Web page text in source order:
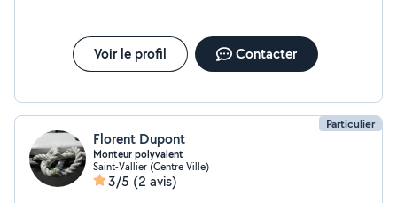
Voir le profil Contacter
Particulier
Florent Dupont
Monteur polyvalent
Saint-Vallier (Centre Ville)
3/5 (2 avis)